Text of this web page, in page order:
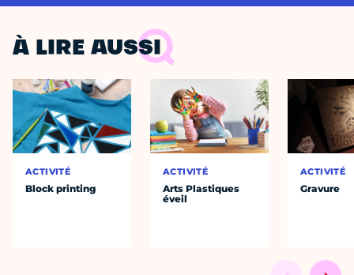
À LIRE AUSSI
ACTIVITÉ
Block printing
ACTIVITÉ
Arts Plastiques
éveil
ACTIVITÉ
Gravure